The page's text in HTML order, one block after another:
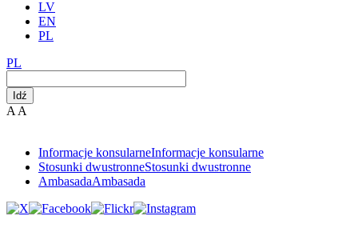
LV
EN
PL
PL
Idź
A A
Informacje konsularneInformacje konsularne
Stosunki dwustronneStosunki dwustronne
AmbasadaAmbasada